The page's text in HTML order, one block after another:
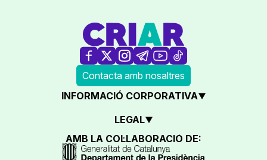
Contacta amb nosaltres
INFORMACIÓ CORPORATIVA
LEGAL
AMB LA COL·LABORACIÓ DE: